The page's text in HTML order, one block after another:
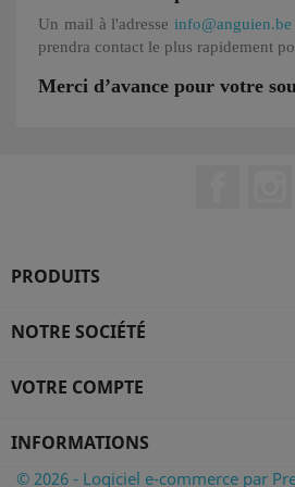
Un mail à l'adresse info@anguien.be
prendra contact le plus rapidement
Merci d’avance pour votre
PRODUITS
NOTRE SOCIÉTÉ
VOTRE COMPTE
INFORMATIONS
© 2026 - Logiciel e-commerce par